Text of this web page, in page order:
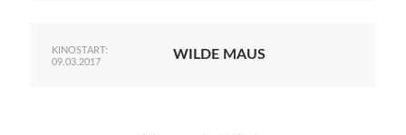
KINOSTART:
09.03.2017
WILDE MAUS